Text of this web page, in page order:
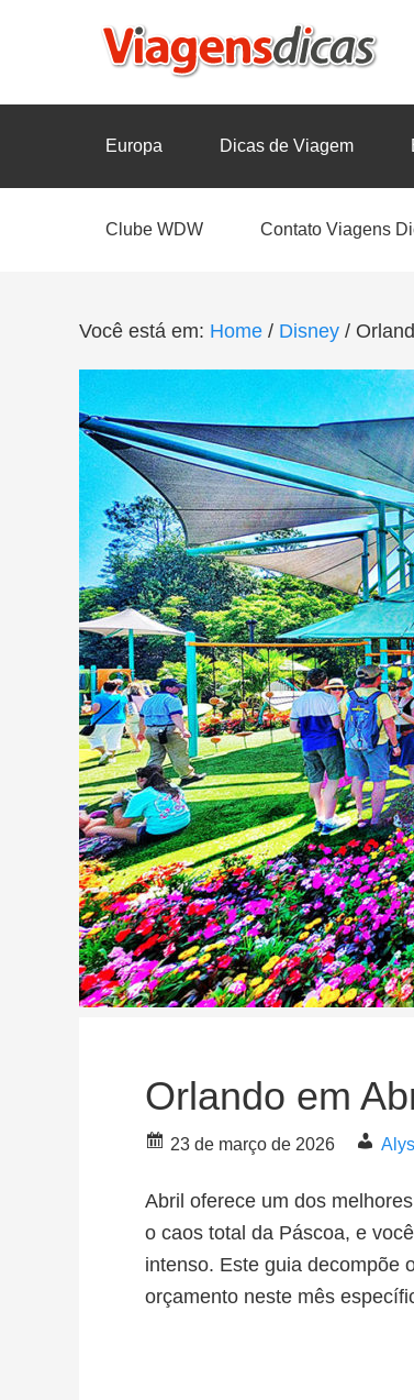
Europa Dicas de Viagem
Clube WDW Contato Viagens
Você está em: Home / Disney /
Orlando em
23 de março de 2026
Abril oferece um dos
o caos total da Páscoa, e
intenso. Este guia decompõe
orçamento neste mês